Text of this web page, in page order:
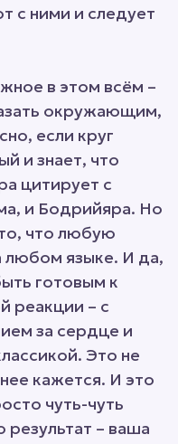
с ними и следует
в этом всём –
окружающим,
если круг
и знает, что
цитирует с
и Бодрийяра. Но
что любую
любом языке. И да,
готовым к
реакции – с
за сердце и
Это не
кажется. И это
чуть-чуть
– ваша